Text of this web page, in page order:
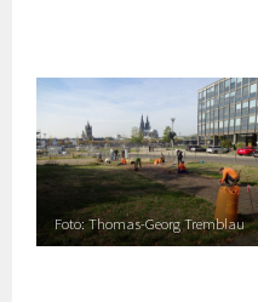
Foto: Thomas-Georg Tremblau